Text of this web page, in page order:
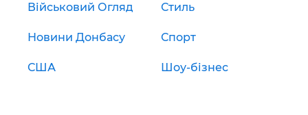
Військовий Огляд Стиль
Новини Донбасу Спорт
США Шоу-бізнес